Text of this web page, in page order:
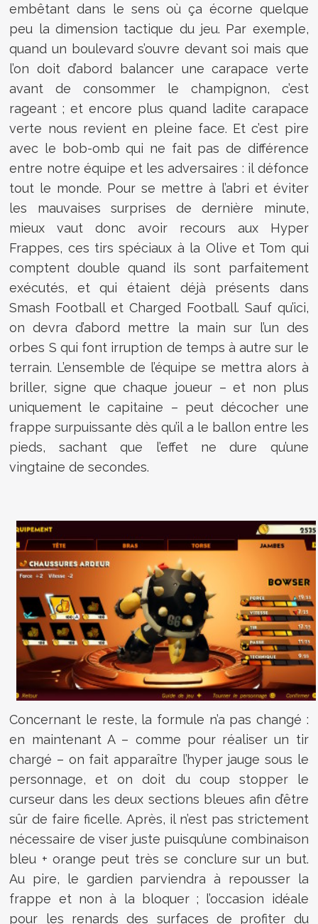
embêtant dans le sens où ça écorne quelque
peu la dimension tactique du jeu. Par exemple,
quand un boulevard s’ouvre devant soi mais que
l’on doit d’abord balancer une carapace verte
avant de consommer le champignon, c’est
rageant ; et encore plus quand ladite carapace
verte nous revient en pleine face. Et c’est pire
avec le bob-omb qui ne fait pas de différence
entre notre équipe et les adversaires : il défonce
tout le monde. Pour se mettre à l’abri et éviter
les mauvaises surprises de dernière minute,
mieux vaut donc avoir recours aux Hyper
Frappes, ces tirs spéciaux à la Olive et Tom qui
comptent double quand ils sont parfaitement
exécutés, et qui étaient déjà présents dans
Smash Football et Charged Football. Sauf qu’ici,
on devra d’abord mettre la main sur l’un des
orbes S qui font irruption de temps à autre sur le
terrain. L’ensemble de l’équipe se mettra alors à
briller, signe que chaque joueur – et non plus
uniquement le capitaine – peut décocher une
frappe surpuissante dès qu’il a le ballon entre les
pieds, sachant que l’effet ne dure qu’une
vingtaine de secondes.
Concernant le reste, la formule n’a pas changé :
en maintenant A – comme pour réaliser un tir
chargé – on fait apparaître l’hyper jauge sous le
personnage, et on doit du coup stopper le
curseur dans les deux sections bleues afin d’être
sûr de faire ficelle. Après, il n’est pas strictement
nécessaire de viser juste puisqu’une combinaison
bleu + orange peut très se conclure sur un but.
Au pire, le gardien parviendra à repousser la
frappe et non à la bloquer ; l’occasion idéale
pour les renards des surfaces de profiter du